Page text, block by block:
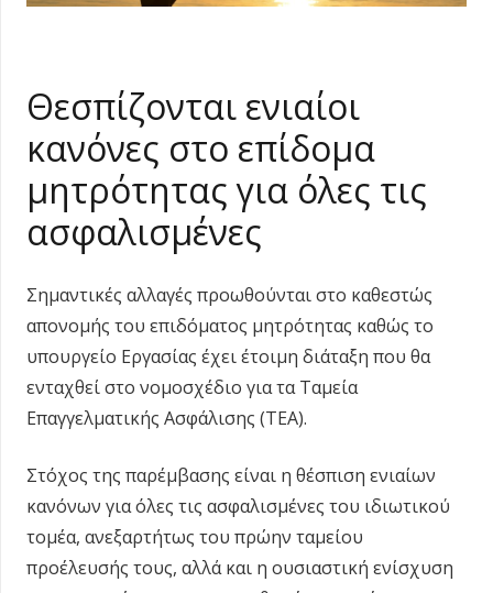
Θεσπίζονται ενιαίοι
κανόνες στο επίδομα
μητρότητας για όλες τις
ασφαλισμένες
Σημαντικές αλλαγές προωθούνται στο καθεστώς
απονομής του επιδόματος μητρότητας καθώς το
υπουργείο Εργασίας έχει έτοιμη διάταξη που θα
ενταχθεί στο νομοσχέδιο για τα Ταμεία
Επαγγελματικής Ασφάλισης (ΤΕΑ).
Στόχος της παρέμβασης είναι η θέσπιση ενιαίων
κανόνων για όλες τις ασφαλισμένες του ιδιωτικού
τομέα, ανεξαρτήτως του πρώην ταμείου
προέλευσής τους, αλλά και η ουσιαστική ενίσχυση